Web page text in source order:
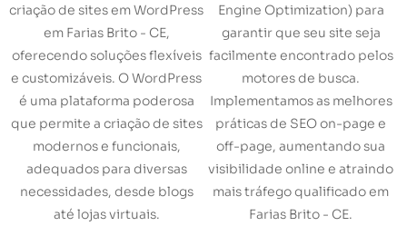
criação de sites em WordPress
em Farias Brito - CE,
oferecendo soluções flexíveis
e customizáveis. O WordPress
é uma plataforma poderosa
que permite a criação de sites
modernos e funcionais,
adequados para diversas
necessidades, desde blogs
até lojas virtuais.
Engine Optimization) para
garantir que seu site seja
facilmente encontrado pelos
motores de busca.
Implementamos as melhores
práticas de SEO on-page e
off-page, aumentando sua
visibilidade online e atraindo
mais tráfego qualificado em
Farias Brito - CE.